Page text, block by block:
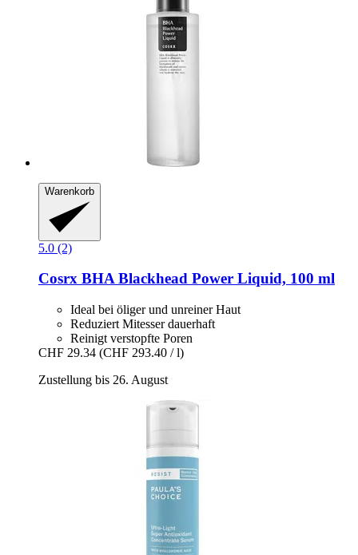
Warenkorb
5.0 (2)
Cosrx BHA Blackhead Power Liquid, 100 ml
Ideal bei öliger und unreiner Haut
Reduziert Mitesser dauerhaft
Reinigt verstopfte Poren
CHF 29.34 (CHF 293.40 / l)
Zustellung bis 26. August